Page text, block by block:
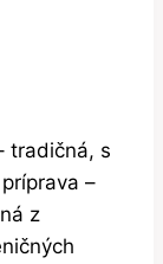
tradičná, s
–
z